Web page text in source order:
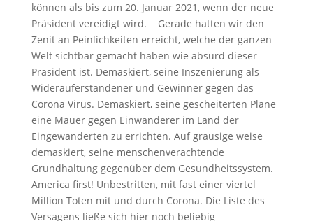
können als bis zum 20. Januar 2021, wenn der neue
Präsident vereidigt wird. Gerade hatten wir den
Zenit an Peinlichkeiten erreicht, welche der ganzen
Welt sichtbar gemacht haben wie absurd dieser
Präsident ist. Demaskiert, seine Inszenierung als
Widerauferstandener und Gewinner gegen das
Corona Virus. Demaskiert, seine gescheiterten Pläne
eine Mauer gegen Einwanderer im Land der
Eingewanderten zu errichten. Auf grausige weise
demaskiert, seine menschenverachtende
Grundhaltung gegenüber dem Gesundheitssystem.
America first! Unbestritten, mit fast einer viertel
Million Toten mit und durch Corona. Die Liste des
Versagens ließe sich hier noch beliebig